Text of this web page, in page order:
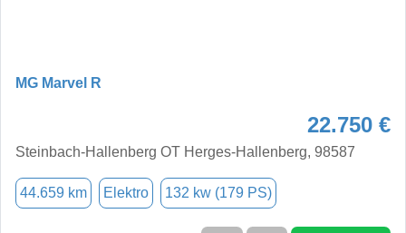
MG Marvel R
22.750 €
Steinbach-Hallenberg OT Herges-Hallenberg, 98587
44.659 km Elektro 132 kw (179 PS)